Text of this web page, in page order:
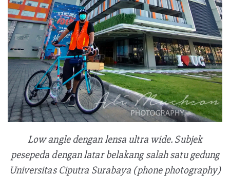
Low angle dengan lensa ultra wide. Subjek
pesepeda dengan latar belakang salah satu gedung
Universitas Ciputra Surabaya (phone photography)